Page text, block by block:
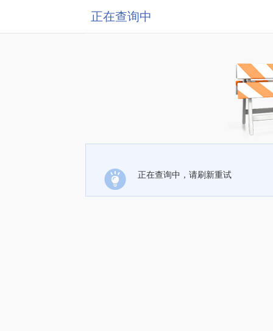
正在查询中
正在查询中，请刷新重试